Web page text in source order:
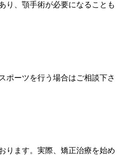
り、顎手術が必要になることも
ポーツを行う場合はご相談下さ
ります。実際、矯正治療を始め